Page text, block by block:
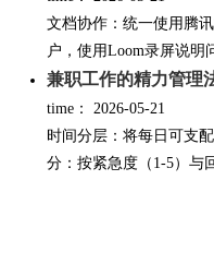
文档协作：统一使用腾
户，使用Loom录屏说明
兼职工作的精力管理
time：
2026-05-21
时间分层：将每日可支
分：按紧急度（1-5）与